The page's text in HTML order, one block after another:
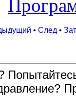
• След •